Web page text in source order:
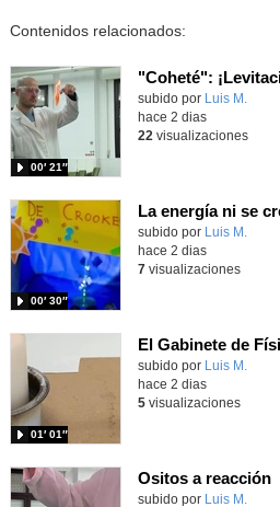
Contenidos relacionados:
"Coheté":
Contenido educativo.
subido por Luis M.
00′ 21″
hace 2 dias
22 visualizaciones
Contenido educativo.
subido por Luis M.
00′ 30″
hace 2 dias
7visualizaciones
Contenido educativo.
subido por Luis M.
01′ 01″
hace 2 dias
5visualizaciones
Ositos a reacción
Contenido educativo.
subido por Luis M.